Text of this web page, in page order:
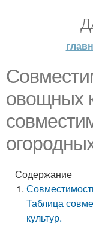
овощных
Содержание
Таблица
культур.